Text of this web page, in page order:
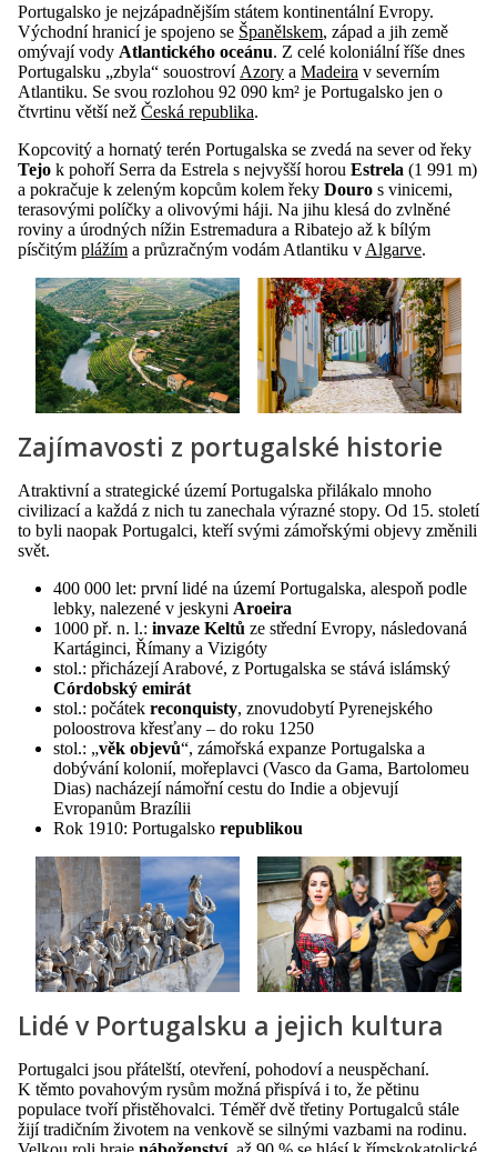
Portugalsko je nejzápadnějším státem kontinentální Evropy.
Východní hranicí je spojeno se Španělskem, západ a jih země
omývají vody Atlantického oceánu. Z celé koloniální říše dnes
Portugalsku „zbyla“ souostroví Azory a Madeira v severním
Atlantiku. Se svou rozlohou 92 090 km² je Portugalsko jen o
čtvrtinu větší než Česká republika.
Kopcovitý a hornatý terén Portugalska se zvedá na sever od řeky
Tejo k pohoří Serra da Estrela s nejvyšší horou Estrela (1 991 m)
a pokračuje k zeleným kopcům kolem řeky Douro s vinicemi,
terasovými políčky a olivovými háji. Na jihu klesá do zvlněné
roviny a úrodných nížin Estremadura a Ribatejo až k bílým
písčitým plážím a průzračným vodám Atlantiku v Algarve.
Zajímavosti z portugalské historie
Atraktivní a strategické území Portugalska přilákalo mnoho
civilizací a každá z nich tu zanechala výrazné stopy. Od 15. století
to byli naopak Portugalci, kteří svými zámořskými objevy změnili
svět.
400 000 let: první lidé na území Portugalska, alespoň podle
lebky, nalezené v jeskyni Aroeira
1000 př. n. l.: invaze Keltů ze střední Evropy, následovaná
Kartáginci, Římany a Vizigóty
stol.: přicházejí Arabové, z Portugalska se stává islámský
Córdobský emirát
stol.: počátek reconquisty, znovudobytí Pyrenejského
poloostrova křesťany – do roku 1250
stol.: „věk objevů“, zámořská expanze Portugalska a
dobývání kolonií, mořeplavci (Vasco da Gama, Bartolomeu
Dias) nacházejí námořní cestu do Indie a objevují
Evropanům Brazílii
Rok 1910: Portugalsko republikou
Lidé v Portugalsku a jejich kultura
Portugalci jsou přátelští, otevření, pohodoví a neuspěchaní.
K těmto povahovým rysům možná přispívá i to, že pětinu
populace tvoří přistěhovalci. Téměř dvě třetiny Portugalců stále
žijí tradičním životem na venkově se silnými vazbami na rodinu.